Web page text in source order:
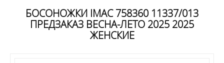
БОСОНОЖКИ IMAC 758360 11337/013
ПРЕДЗАКАЗ ВЕСНА-ЛЕТО 2025 2025
ЖЕНСКИЕ